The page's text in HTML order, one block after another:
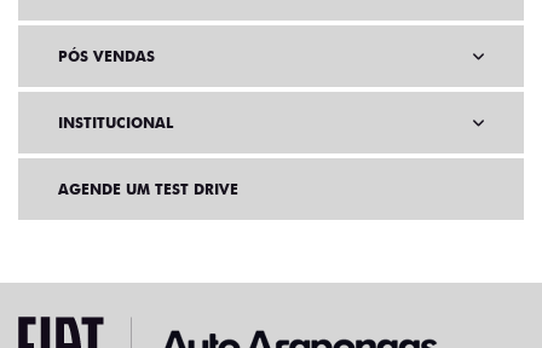
PÓS VENDAS
INSTITUCIONAL
AGENDE UM TEST DRIVE